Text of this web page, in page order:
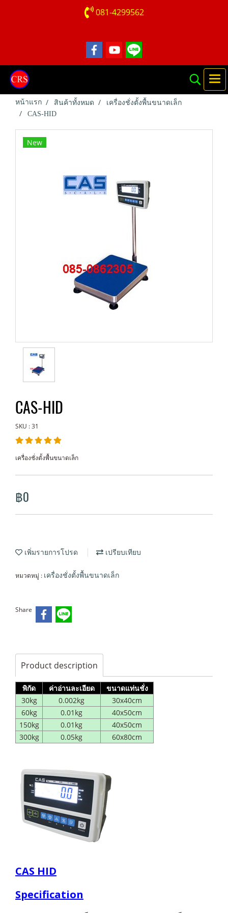
081-4299562
หน้าแรก สินค้าทั้งหมด
เครื่องชั่งตั้งพื้นขนาดเล็ก
CAS-HID
New
CAS-HID
SKU : 31
เครื่องชั่งตั้งพื้นขนาดเล็ก
฿0
เพิ่มรายการโปรด เปรียบเทียบ
หมวดหมู่ : เครื่องชั่งตั้งพื้นขนาดเล็ก
Share
Product description
พิกัด ค่าอ่านละเอียด
ขนาดแท่นชั่ง
30kg
0.002kg
30x40cm
60kg
0.01kg
40x50cm
150kg
0.01kg
40x50cm
300kg
0.05kg 60x80cm
CAS HID
Specification